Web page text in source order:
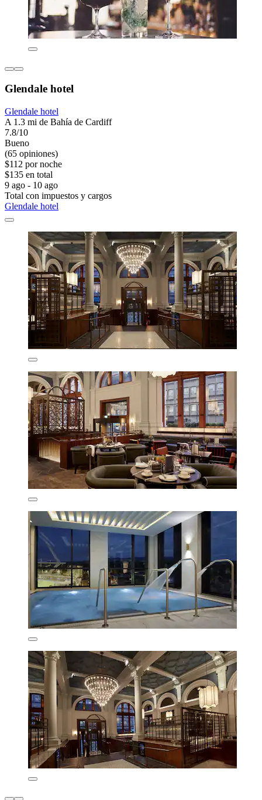
Glendale hotel
Glendale hotel
A 1.3 mi de Bahía de Cardiff
7.8/10
Bueno
(65 opiniones)
$112 por noche
$135 en total
9 ago - 10 ago
Total con impuestos y cargos
Glendale hotel